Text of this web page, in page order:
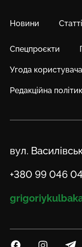
Новини Статті
Спецпроєкти
Угода користувача
Редакційна
Адреса
вул.
Телефон
+380 99 046
Email
Посилання на Facebook
Посилання на